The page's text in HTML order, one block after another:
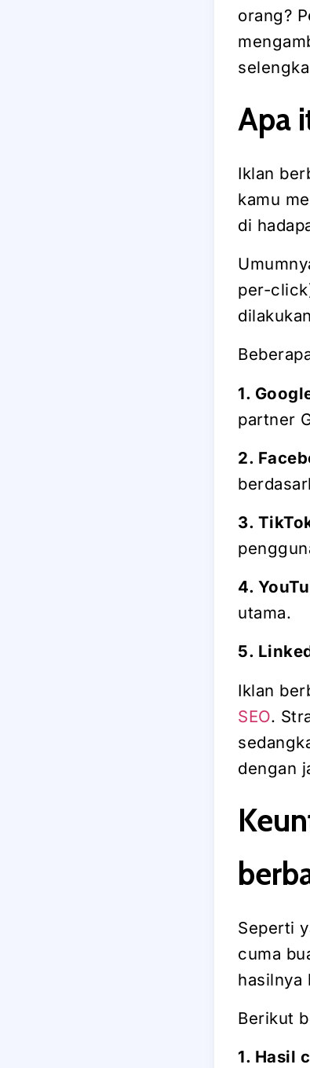
orang?
Apa
Iklan
kamu
di
per-
1.
partner
2.
3.
4.
utama.
5.
Iklan
SEO.
dengan
Seperti
cuma
hasilnya
Berikut
1. Hasil